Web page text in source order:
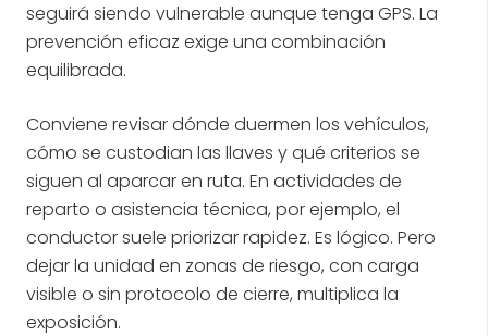
seguirá siendo vulnerable aunque tenga GPS. La
prevención eficaz exige una combinación
equilibrada.
Conviene revisar dónde duermen los vehículos,
cómo se custodian las llaves y qué criterios se
siguen al aparcar en ruta. En actividades de
reparto o asistencia técnica, por ejemplo, el
conductor suele priorizar rapidez. Es lógico. Pero
dejar la unidad en zonas de riesgo, con carga
visible o sin protocolo de cierre, multiplica la
exposición.